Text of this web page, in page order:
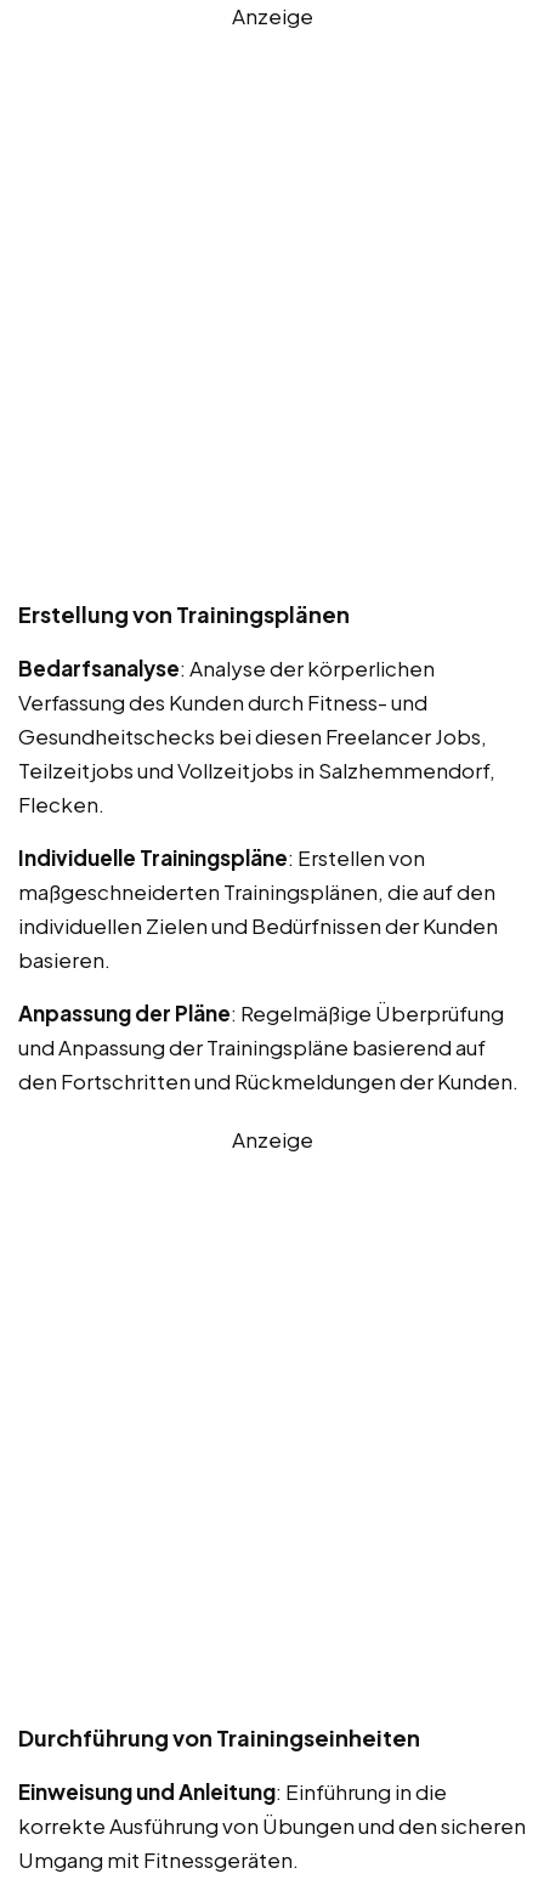
Anzeige
Erstellung von Trainingsplänen
Bedarfsanalyse: Analyse der körperlichen
Verfassung des Kunden durch Fitness- und
Gesundheitschecks bei diesen Freelancer Jobs,
Teilzeitjobs und Vollzeitjobs in Salzhemmendorf,
Flecken.
Individuelle Trainingspläne: Erstellen von
maßgeschneiderten Trainingsplänen, die auf den
individuellen Zielen und Bedürfnissen der Kunden
basieren.
Anpassung der Pläne: Regelmäßige Überprüfung
und Anpassung der Trainingspläne basierend auf
den Fortschritten und Rückmeldungen der Kunden.
Anzeige
Durchführung von Trainingseinheiten
Einweisung und Anleitung: Einführung in die
korrekte Ausführung von Übungen und den sicheren
Umgang mit Fitnessgeräten.